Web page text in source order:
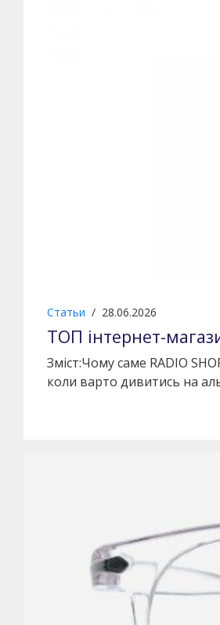
Статьи / 28.06.2026
ТОП інтернет-
Зміст:Чому саме RADIO
коли варто дивитись на